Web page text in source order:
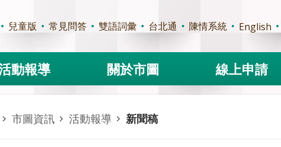
兒童版 常見問答 雙語詞彙 台北通 陳情系統 English
動報導 關於市圖 線上申請
市圖資訊 活動報導 新聞稿